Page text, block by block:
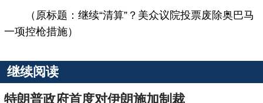
（原标题：继续“清算”？美众议院投票废除奥巴马
一项控枪措施）
继续阅读
特朗普政府首度对伊朗施加制裁